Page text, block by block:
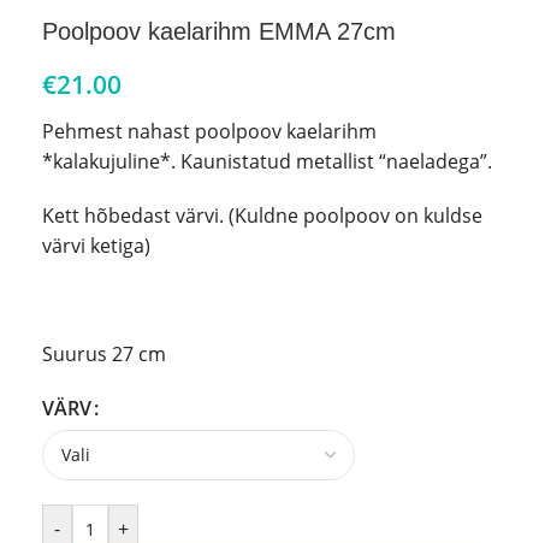
Poolpoov kaelarihm EMMA 27cm
€21.00
Pehmest nahast poolpoov kaelarihm
*kalakujuline*. Kaunistatud metallist “naeladega”.
Kett hõbedast värvi. (Kuldne poolpoov on kuldse
värvi ketiga)
Suurus 27 cm
VÄRV
- +